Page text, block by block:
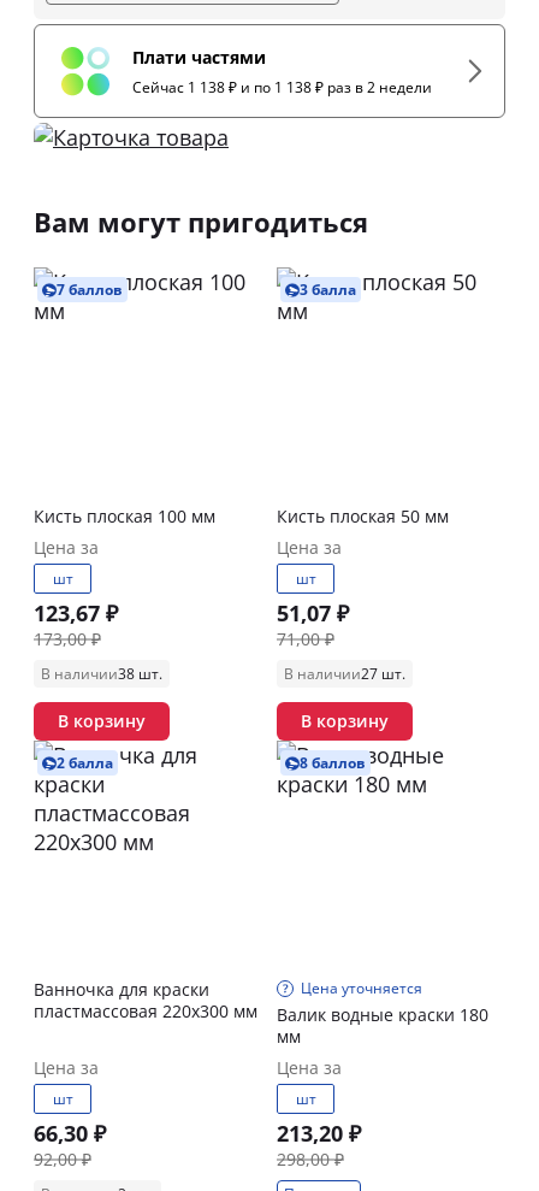
Плати частями
Сейчас 1 138 ₽ и по 1 138 ₽ раз в 2 недели
Вам могут пригодиться
7 баллов
Кисть плоская 100 мм
Цена за
шт
123,67 ₽
173,00 ₽
В наличии38 шт.
В корзину
3 балла
Кисть плоская 50 мм
Цена за
шт
51,07 ₽
71,00 ₽
В наличии27 шт.
В корзину
2 балла
Ванночка для краски
пластмассовая 220х300 мм
Цена за
шт
66,30 ₽
92,00 ₽
8 баллов
Цена уточняется
Валик водные краски 180
мм
Цена за
шт
213,20 ₽
298,00 ₽